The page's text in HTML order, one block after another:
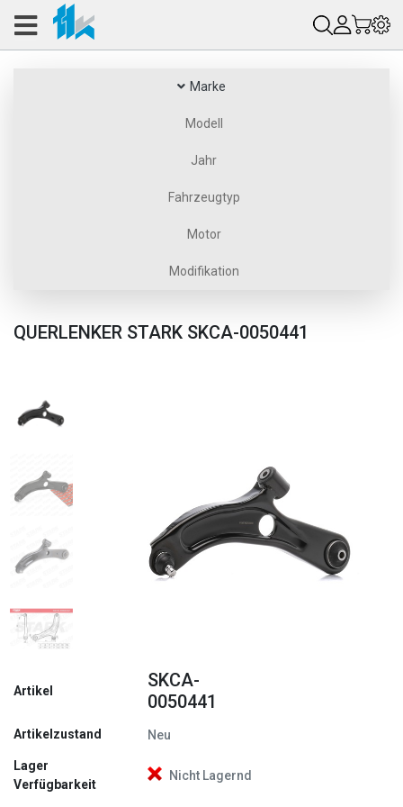
Marke
Modell
Jahr
Fahrzeugtyp
Motor
Modifikation
QUERLENKER STARK SKCA-0050441
Zurück
Artikel
SKCA-
0050441
Artikelzustand Neu
Lager
Verfügbarkeit
Nicht Lagernd